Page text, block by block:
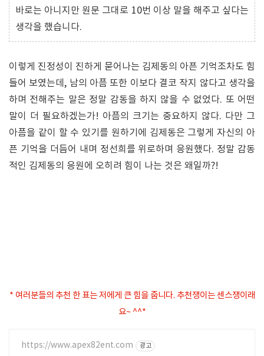
바로는 아니지만 원문 그대로 10번 이상 말을 해주고 싶다는
생각을 했습니다.
이렇게 진정성이 진하게 묻어나는 김제동의 아픈 기억조차도 힘
들어 보였는데, 남의 아픔 또한 이보다 결코 작지 않다고 생각을
하며 전해주는 말은 정말 감동을 하지 않을 수 없었다. 또 어떤
말이 더 필요하겠는가! 아픔의 크기는 중요하지 않다. 다만 그
아픔을 같이 할 수 있기를 원하기에 김제동은 그렇게 자신의 아
픈 기억을 더듬어 내며 정선희를 위로하며 응원했다. 정말 감동
적인 김제동의 응원에 오히려 힘이 나는 것은 왜일까?!
* 여러분들의 추천 한 표는 저에게 큰 힘을 줍니다. 추천쟁이는 센스쟁이래
요~ ^^*
https://www.apex82ent.com 광고